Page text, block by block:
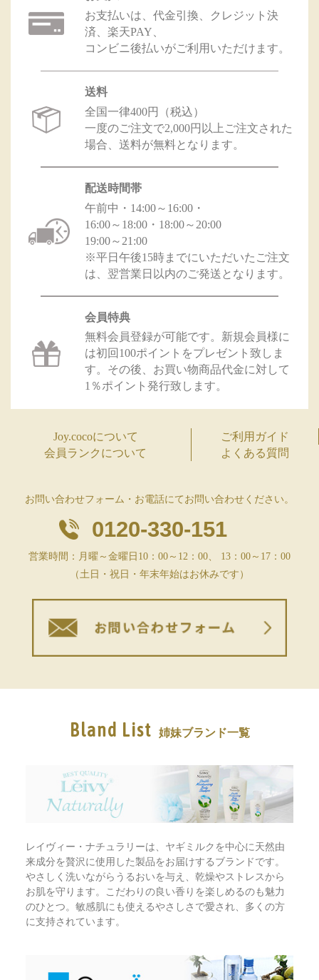
お支払いは、代金引換、クレジット決
済、楽天PAY、
コンビニ後払いがご利用いただけます。
送料
全国一律400円（税込）
一度のご注文で2,000円以上ご注文された
場合、送料が無料となります。
配送時間帯
午前中・14:00～16:00・
16:00～18:00・18:00～20:00
19:00～21:00
※平日午後15時までにいただいたご注文
は、翌営業日以内のご発送となります。
会員特典
無料会員登録が可能です。新規会員様に
は初回100ポイントをプレゼント致しま
す。その後、お買い物商品代金に対して
1％ポイント発行致します。
Joy.cocoについて
ご利用ガイド
会員ランクについて
よくある質問
お問い合わせフォーム・お電話にてお問い合わせください。
0120-330-151
営業時間：月曜～金曜日10：00～12：00、 13：00～17：00
（土日・祝日・年末年始はお休みです）
Bland List 姉妹ブランド一覧
レイヴィー・ナチュラリーは、ヤギミルクを中心に天然由
来成分を贅沢に使用した製品をお届けするブランドです。
やさしく洗いながらうるおいを与え、乾燥やストレスから
お肌を守ります。こだわりの良い香りを楽しめるのも魅力
のひとつ。敏感肌にも使えるやさしさで愛され、多くの方
に支持されています。